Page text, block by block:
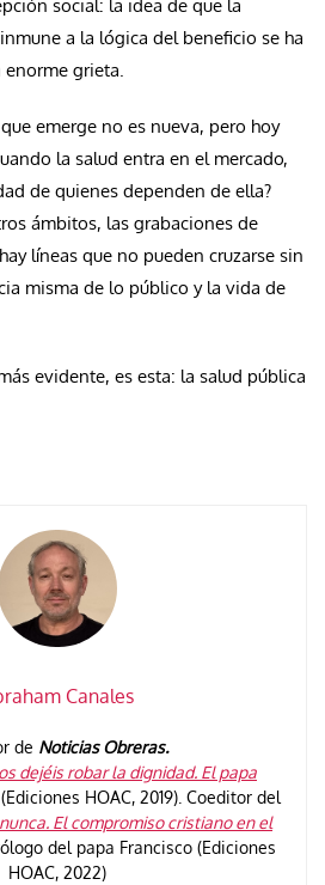
social: la idea de que la
a la lógica del beneficio se ha
enorme grieta.
emerge no es nueva, pero hoy
la salud entra en el mercado,
de quienes dependen de ella?
ámbitos, las grabaciones de
líneas que no pueden cruzarse sin
misma de lo público y la vida de
evidente, es esta: la salud pública
Canales
de Noticias Obreras.
dejéis robar la dignidad. El papa
(Ediciones HOAC, 2019). Coeditor del
El compromiso cristiano en el
del papa Francisco (Ediciones
HOAC, 2022)